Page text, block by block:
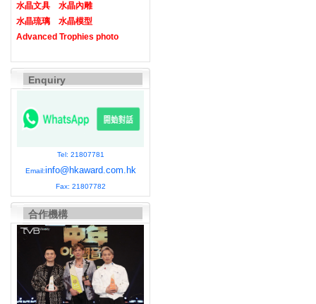
水晶文具
水晶內雕
水晶琉璃
水晶模型
Advanced Trophies photo
Enquiry
Tel: 21807781
Email:info@hkaward.com.hk
Fax: 21807782
合作機構